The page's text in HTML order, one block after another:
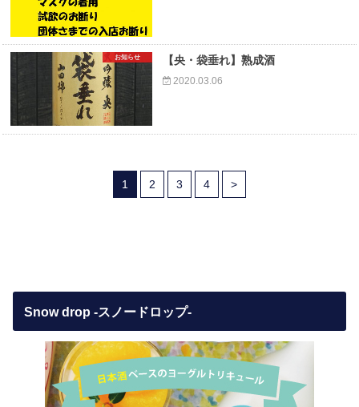
お知らせ 【央・袋垂れ】熟成酒
2020.03.06
1 2 3 4 >
Snow drop -スノードロップ-